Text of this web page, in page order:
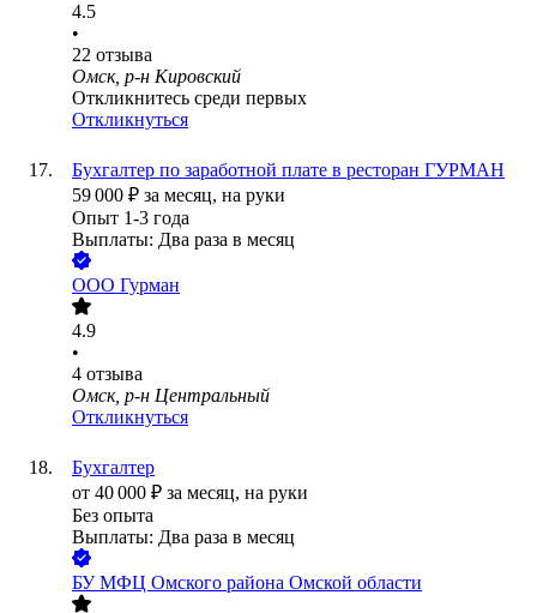
4.5
•
22 отзыва
Омск, р-н Кировский
Откликнитесь среди первых
Откликнуться
Бухгалтер по заработной плате в ресторан ГУРМАН
59 000 ₽ за месяц, на руки
Опыт 1-3 года
Выплаты: Два раза в месяц
ООО Гурман
4.9
•
4 отзыва
Омск, р-н Центральный
Откликнуться
Бухгалтер
от 40 000 ₽ за месяц, на руки
Без опыта
Выплаты: Два раза в месяц
БУ МФЦ Омского района Омской области